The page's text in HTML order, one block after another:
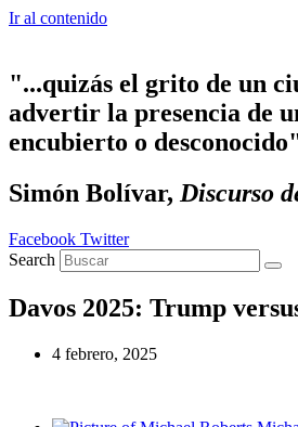
Ir al contenido
"...quizás el grito de un
advertir la presencia de
encubierto o
Simón Bolívar, Discurso
Facebook Twitter
Search
Davos 2025: Trump
4 febrero, 2025